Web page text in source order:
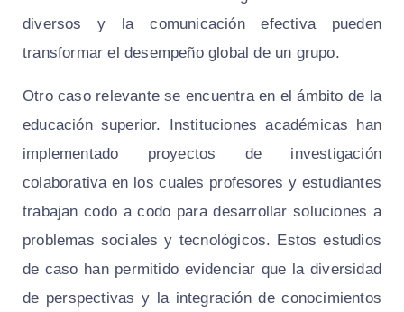
diversos y la comunicación efectiva pueden
transformar el desempeño global de un grupo.
Otro caso relevante se encuentra en el ámbito de la
educación superior. Instituciones académicas han
implementado proyectos de investigación
colaborativa en los cuales profesores y estudiantes
trabajan codo a codo para desarrollar soluciones a
problemas sociales y tecnológicos. Estos estudios
de caso han permitido evidenciar que la diversidad
de perspectivas y la integración de conocimientos